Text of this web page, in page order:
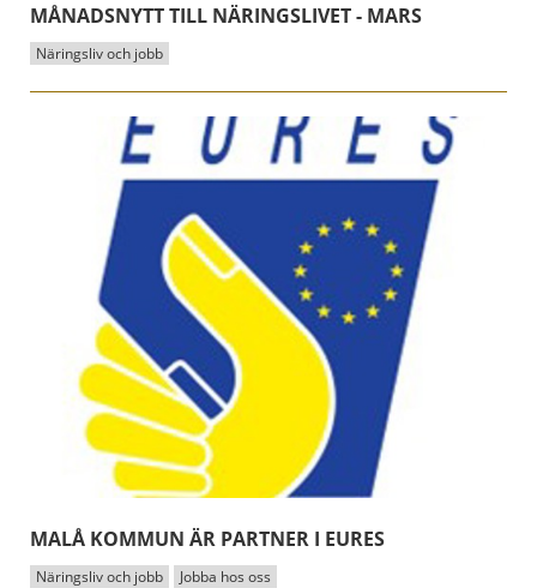
MÅNADSNYTT TILL NÄRINGSLIVET - MARS
Näringsliv och jobb
MALÅ KOMMUN ÄR PARTNER I EURES
Näringsliv och jobb Jobba hos oss